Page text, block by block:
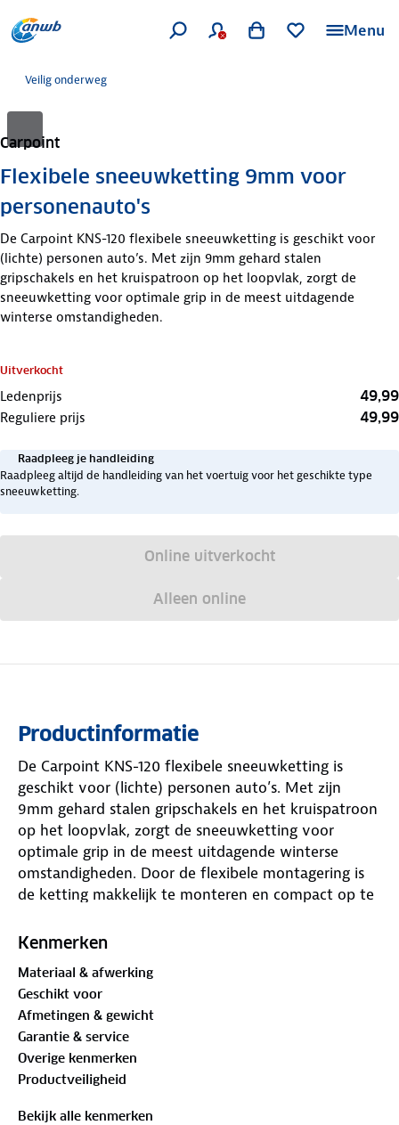
Menu
Veilig onderweg
Carpoint
Flexibele sneeuwketting 9mm voor
personenauto's
De Carpoint KNS-120 flexibele sneeuwketting is geschikt voor
(lichte) personen auto’s. Met zijn 9mm gehard stalen
gripschakels en het kruispatroon op het loopvlak, zorgt de
sneeuwketting voor optimale grip in de meest uitdagende
winterse omstandigheden.
Uitverkocht
Ledenprijs 49,99
Reguliere prijs 49,99
Raadpleeg je handleiding
Raadpleeg altijd de handleiding van het voertuig voor het geschikte type
sneeuwketting.
Online uitverkocht
Alleen online
Productinformatie
De Carpoint KNS-120 flexibele sneeuwketting is
geschikt voor (lichte) personen auto’s. Met zijn
9mm gehard stalen gripschakels en het kruispatroon
op het loopvlak, zorgt de sneeuwketting voor
optimale grip in de meest uitdagende winterse
omstandigheden. Door de flexibele montagering is
de ketting makkelijk te monteren en compact op te
heeft een kunststof behuizing die samen met 2
bescherming van de velg. Monteren kan eenvoudig
zonder het voertuig te verplaatsen, enkel
controleren en eventueel naspannen na de eerste
paar meter is voldoende om veilig in de sneeuw te
rijden. De Carpoint KNS is gecertificeerd volgens O-
Norm V5117 en EN 16662-1 en voldoet daarmee aan
alle wettelijke eisen voor het gebruik van
Kenmerken
Materiaal & afwerking
Geschikt voor
Afmetingen & gewicht
Garantie & service
Overige kenmerken
Productveiligheid
Bekijk alle kenmerken